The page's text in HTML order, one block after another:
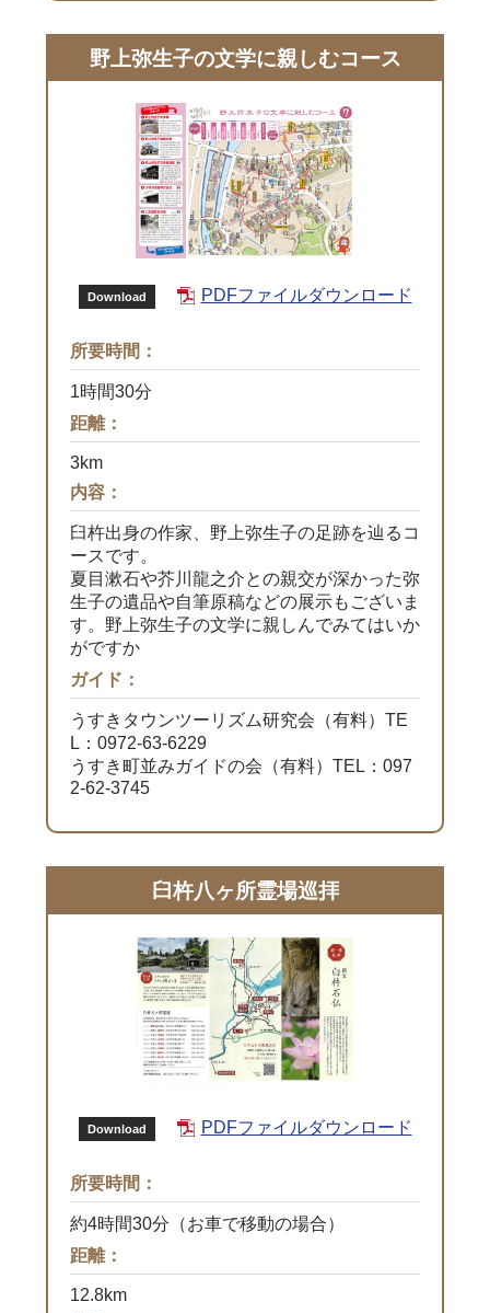
野上弥生子の文学に親しむコース
Download PDFファイルダウンロード
所要時間：
1時間30分
距離：
3km
内容：
臼杵出身の作家、野上弥生子の足跡を辿るコ
ースです。
夏目漱石や芥川龍之介との親交が深かった弥
生子の遺品や自筆原稿などの展示もございま
す。野上弥生子の文学に親しんでみてはいか
がですか
ガイド：
うすきタウンツーリズム研究会（有料）TE
L：0972-63-6229
うすき町並みガイドの会（有料）TEL：097
2-62-3745
臼杵八ヶ所霊場巡拝
Download PDFファイルダウンロード
所要時間：
約4時間30分（お車で移動の場合）
距離：
12.8km